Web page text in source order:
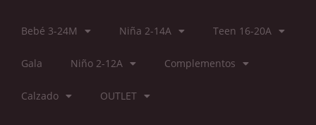
Bebé 3-24M Niña 2-14A Teen 16-20A
Gala Niño 2-12A Complementos
Calzado OUTLET